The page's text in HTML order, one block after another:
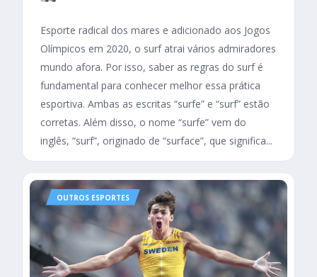
Esporte radical dos mares e adicionado aos Jogos
Olímpicos em 2020, o surf atrai vários admiradores
mundo afora. Por isso, saber as regras do surf é
fundamental para conhecer melhor essa prática
esportiva. Ambas as escritas “surfe” e “surf” estão
corretas. Além disso, o nome “surfe” vem do
inglês, “surf”, originado de “surface”, que significa...
OUTROS ESPORTES